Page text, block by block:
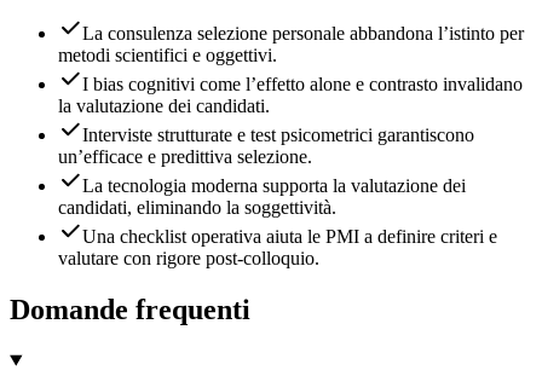
La consulenza selezione personale abbandona l’istinto per
metodi scientifici e oggettivi.
I bias cognitivi come l’effetto alone e contrasto invalidano
la valutazione dei candidati.
Interviste strutturate e test psicometrici garantiscono
un’efficace e predittiva selezione.
La tecnologia moderna supporta la valutazione dei
candidati, eliminando la soggettività.
Una checklist operativa aiuta le PMI a definire criteri e
valutare con rigore post-colloquio.
Domande frequenti